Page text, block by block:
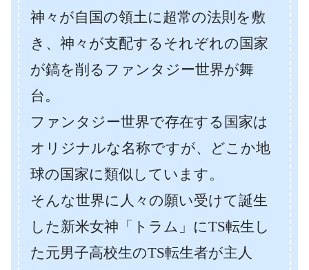
神々が自国の領土に超常の法則を敷
き、神々が支配するそれぞれの国家
が鎬を削るファンタジー世界が舞
台。
ファンタジー世界で存在する国家は
オリジナルな名称ですが、どこか地
球の国家に類似しています。
そんな世界に人々の願い受けて誕生
した新米女神「トラム」にTS転生し
た元男子高校生のTS転生者が主人